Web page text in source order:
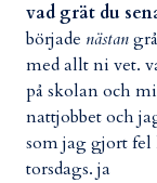
vad grät du
började nästan
med allt ni vet.
på skolan och
nattjobbet och
som jag gjort fel
torsdags. ja